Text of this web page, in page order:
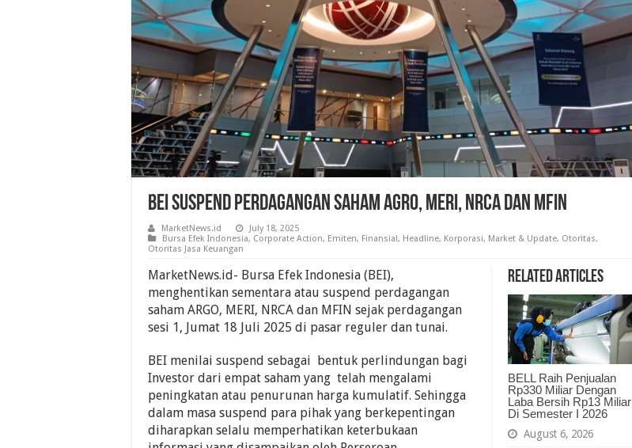
BEI Suspend Perdagangan Saham AGRO, MERI, NRCA Dan MFIN
MarketNews.id
July 18, 2025
Bursa Efek Indonesia, Corporate Action, Emiten, Finansial, Headline, Korporasi, Market & Update, Otoritas,
Otoritas Jasa Keuangan
Related Articles
BELL Raih Penjualan
Rp330 Miliar Dengan
Laba Bersih Rp13 Miliar
Di Semester I 2026
August 6, 2026
MarketNews.id- Bursa Efek Indonesia (BEI),
menghentikan sementara atau suspend perdagangan
saham ARGO, MERI, NRCA dan MFIN sejak perdagangan
sesi 1, Jumat 18 Juli 2025 di pasar reguler dan tunai.
BEI menilai suspend sebagai bentuk perlindungan bagi
Investor dari empat saham yang telah mengalami
peningkatan atau penurunan harga kumulatif. Sehingga
dalam masa suspend para pihak yang berkepentingan
diharapkan selalu memperhatikan keterbukaan